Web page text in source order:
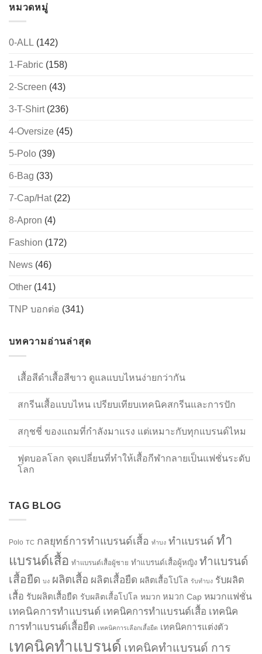
หมวดหมู่
0-ALL (142)
1-Fabric (158)
2-Screen (43)
3-T-Shirt(236)
4-Oversize (45)
5-Polo (39)
6-Bag (33)
7-Cap/Hat(22)
8-Apron (4)
Fashion (172)
News (46)
Other (141)
TNP บอกต่อ (341)
บทความอ่านล่าสุด
เสื้อสีดำเสื้อสีขาว ดูแลแบบไหนง่ายกว่ากัน
สกรีนเสื้อแบบไหน เปรียบเทียบเทคนิคสกรีนและการปัก
สกุชชี่ ของแถมที่กำลังมาแรง แต่เหมาะกับทุกแบรนด์ไหม
ฟุตบอลโลก จุดเปลี่ยนที่ทำให้เสื้อกีฬากลายเป็นแฟชั่นระดับ
โลก
TAG BLOG
Polo TC กลยุทธ์การทำแบรนด์เสื้อ ทำบง ทำแบรนด์ ทำ
แบรนด์เสื้อ ทำแบรนด์เสื้อผู้ชาย ทำแบรนด์เสื้อผู้หญิง ทำแบรนด์
เสื้อยืด บง ผลิตเสื้อ ผลิตเสื้อยืด ผลิตเสื้อโปโล รับทำบง รับผลิต
เสื้อ รับผลิตเสื้อยืด รับผลิตเสื้อโปโล หมวก หมวก Cap หมวกแฟชั่น
เทคนิคการทำแบรนด์ เทคนิคการทำแบรนด์เสื้อ เทคนิค
การทำแบรนด์เสื้อยืด เทคนิคการเลือกเสื้อยืด เทคนิคการแต่งตัว
เทคนิคทำแบรนด์ เทคนิคทำแบรนด์ การ